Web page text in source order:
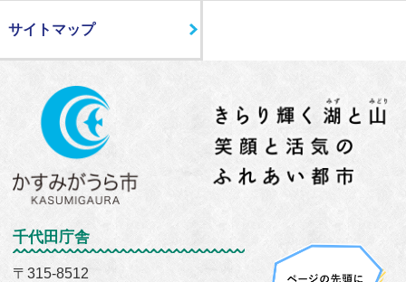
サイトマップ
千代田庁舎
〒315-8512